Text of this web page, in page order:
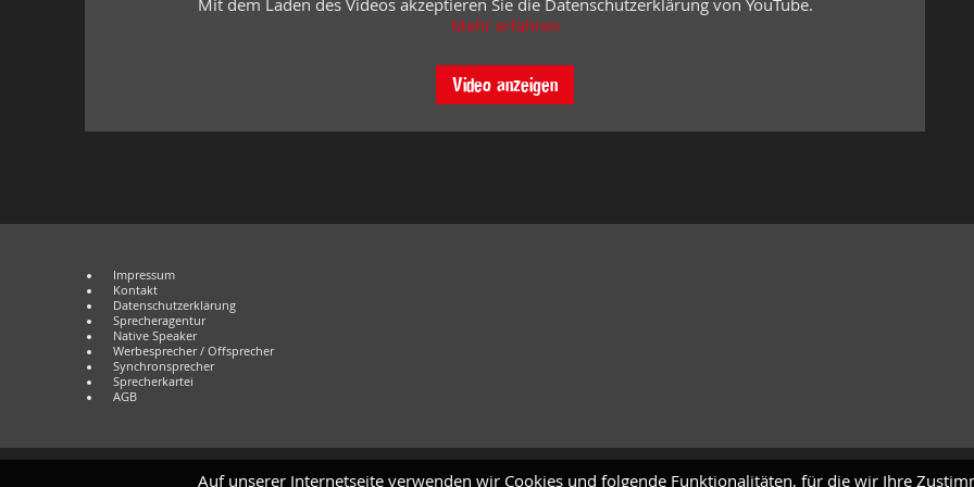
Mit dem Laden des Videos akzeptieren Sie die Datenschutzerklärung von YouTube.
Mehr erfahren
Video anzeigen
Impressum
Kontakt
Datenschutzerklärung
Sprecheragentur
Native Speaker
Werbesprecher / Offsprecher
Synchronsprecher
Sprecherkartei
AGB
Auf unserer Internetseite verwenden wir Cookies und folgende Funktionalitäten, für die wir Ihre